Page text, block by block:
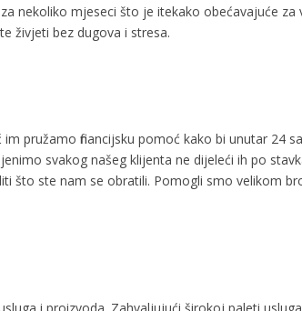
nekoliko mjeseci što je itekako obećavajuće za
živjeti bez dugova i stresa.
pružamo financijsku pomoć kako bi unutar 24
svakog našeg klijenta ne dijeleći ih po
što ste nam se obratili. Pomogli smo velikom